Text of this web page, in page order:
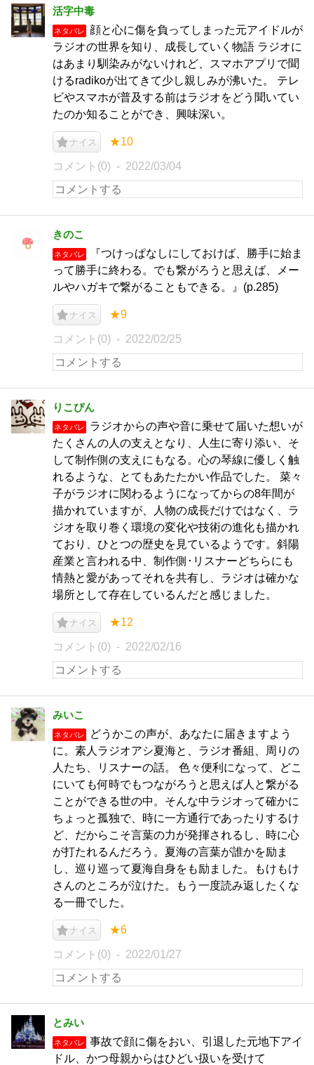
活字中毒
ネタバレ
顔と心に傷を負ってしまった元アイドルが
ラジオの世界を知り、成長していく物語 ラジオに
はあまり馴染みがないけれど、スマホアプリで聞
けるradikoが出てきて少し親しみが沸いた。 テレ
ビやスマホが普及する前はラジオをどう聞いてい
たのか知ることができ、興味深い。
ナイス ★10
コメント(0) 2022/03/04
きのこ
ネタバレ
『つけっぱなしにしておけば、勝手に始ま
って勝手に終わる。でも繋がろうと思えば、メー
ルやハガキで繋がることもできる。』(p.285)
ナイス ★9
コメント(0) 2022/02/25
りこぴん
ネタバレ
ラジオからの声や音に乗せて届いた想いが
たくさんの人の支えとなり、人生に寄り添い、そ
して制作側の支えにもなる。心の琴線に優しく触
れるような、とてもあたたかい作品でした。 菜々
子がラジオに関わるようになってからの8年間が
描かれていますが、人物の成長だけではなく、ラ
ジオを取り巻く環境の変化や技術の進化も描かれ
ており、ひとつの歴史を見ているようです。斜陽
産業と言われる中、制作側･リスナーどちらにも
情熱と愛があってそれを共有し、ラジオは確かな
場所として存在しているんだと感じました。
ナイス ★12
コメント(0) 2022/02/16
みいこ
ネタバレ
どうかこの声が、あなたに届きますよう
に。素人ラジオアシ夏海と、ラジオ番組、周りの
人たち、リスナーの話。 色々便利になって、どこ
にいても何時でもつながろうと思えば人と繋がる
ことができる世の中。そんな中ラジオって確かに
ちょっと孤独で、時に一方通行であったりするけ
ど、だからこそ言葉の力が発揮されるし、時に心
が打たれるんだろう。夏海の言葉が誰かを励ま
し、巡り巡って夏海自身をも励ました。もけもけ
さんのところが泣けた。もう一度読み返したくな
る一冊でした。
ナイス ★6
コメント(0) 2022/01/27
とみい
ネタバレ
事故で顔に傷をおい、引退した元地下アイ
ドル、かつ母親からはひどい扱いを受けて